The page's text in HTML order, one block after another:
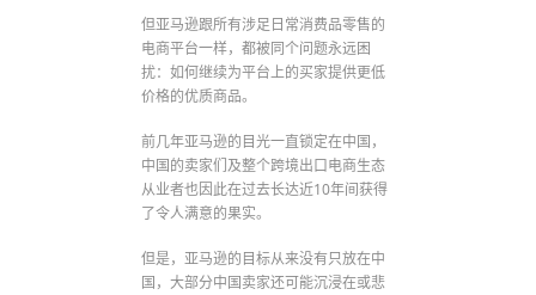
但亚马逊跟所有涉足日常消费品零售的
电商平台一样，都被同个问题永远困
扰：如何继续为平台上的买家提供更低
价格的优质商品。
前几年亚马逊的目光一直锁定在中国，
中国的卖家们及整个跨境出口电商生态
从业者也因此在过去长达近10年间获得
了令人满意的果实。
但是，亚马逊的目标从来没有只放在中
国，大部分中国卖家还可能沉浸在或悲